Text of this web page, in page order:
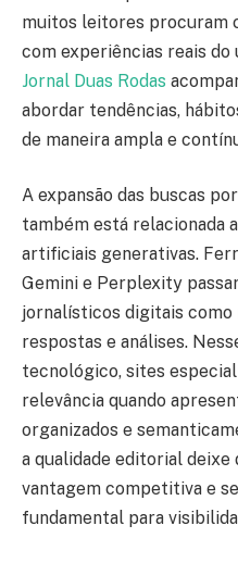
muitos leitores procuram
com experiências reais do
Jornal Duas Rodas
abordar tendências,
de maneira ampla e
A expansão das buscas
também está relacionada
artificiais generativas.
Gemini e Perplexity
jornalísticos digitais
respostas e análises.
tecnológico, sites
relevância quando
organizados e
a qualidade editorial deixe
vantagem competitiva e
fundamental para